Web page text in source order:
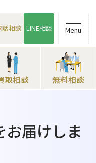
話相談 LINE相談 Menu
取相談 無料相談
お届けしま